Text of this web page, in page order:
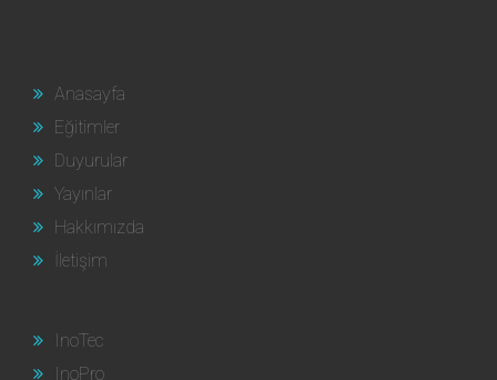
Anasayfa
Eğitimler
Duyurular
Yayınlar
Hakkımızda
İletişim
InoTec
InoPro